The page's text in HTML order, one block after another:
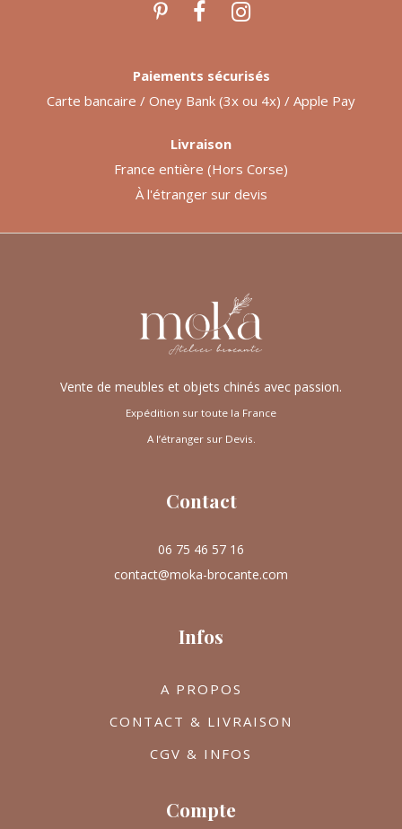
Vente de meubles et objets chinés avec passion.
Expédition sur toute la France
A l’étranger sur Devis.
Contact
06 75 46 57 16
contact@moka-brocante.com
Infos
A PROPOS
CONTACT & LIVRAISON
CGV & INFOS
Compte
Paiements sécurisés
Carte bancaire / Oney Bank (3x ou 4x) / Apple Pay
Livraison
France entière (Hors Corse)
À l'étranger sur devis